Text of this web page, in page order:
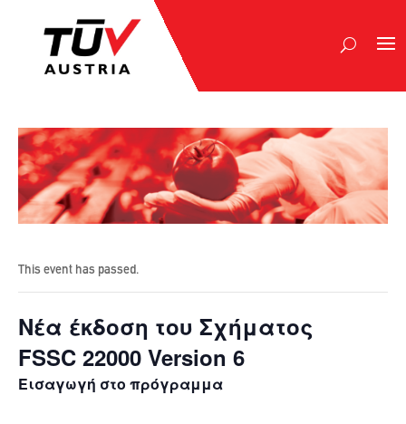
This event has passed.
Νέα έκδοση του Σχήματος
FSSC 22000 Version 6
Εισαγωγή στο πρόγραμμα